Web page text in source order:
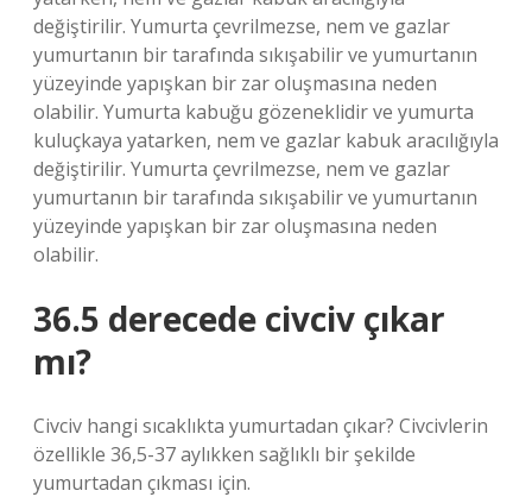
değiştirilir. Yumurta çevrilmezse, nem ve gazlar
yumurtanın bir tarafında sıkışabilir ve yumurtanın
yüzeyinde yapışkan bir zar oluşmasına neden
olabilir. Yumurta kabuğu gözeneklidir ve yumurta
kuluçkaya yatarken, nem ve gazlar kabuk aracılığıyla
değiştirilir. Yumurta çevrilmezse, nem ve gazlar
yumurtanın bir tarafında sıkışabilir ve yumurtanın
yüzeyinde yapışkan bir zar oluşmasına neden
olabilir.
36.5 derecede civciv çıkar
mı?
Civciv hangi sıcaklıkta yumurtadan çıkar? Civcivlerin
özellikle 36,5-37 aylıkken sağlıklı bir şekilde
yumurtadan çıkması için.